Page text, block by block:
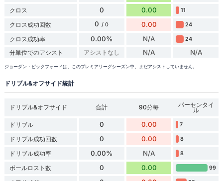
クロス 0 0.00 11
クロス成功回数 0 / 0 0.00 24
クロス成功率 0.00% N/A 24
分単位でのアシスト アシストなし N/A N/A
ジョーダン・ピックフォードは、このプレミアリーグシーズン中、まだアシストしていません。
ドリブル&オフサイド統計
ドリブル&オフサイド 合計 90分毎 パーセンタイ
ル
ドリブル
0 0.00 7
ドリブル成功回数 0 0.00 8
ドリブル成功率 0.00% N/A 8
ボールロスト数 0 0.00 99